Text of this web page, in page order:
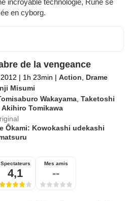
incroyable technologie, Rune se
en cyborg.
de la vengeance
| 1h 23min | Action, Drame
Misumi
Wakayama,Taketoshi
Akihiro Tomikawa
Ôkami: Kowokashi udekashi
Spectateurs
4,1
Mes amis
--